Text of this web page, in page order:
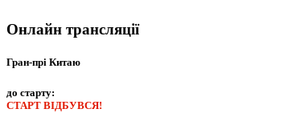
Онлайн трансляції
Гран-прі Китаю
до старту:
СТАРТ ВІДБУВСЯ!